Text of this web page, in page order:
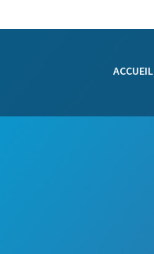
ACCUEIL